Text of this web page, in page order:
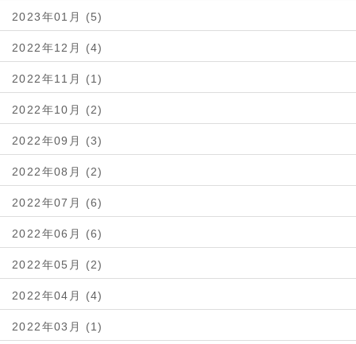
2023年01月 (5)
2022年12月 (4)
2022年11月 (1)
2022年10月 (2)
2022年09月 (3)
2022年08月 (2)
2022年07月 (6)
2022年06月 (6)
2022年05月 (2)
2022年04月 (4)
2022年03月 (1)